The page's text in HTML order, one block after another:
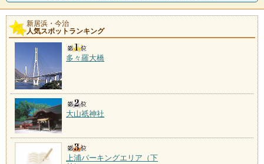
新居浜・今治
人気スポットランキング
多々羅大橋
大山祇神社
上浦パーキングエリア（下